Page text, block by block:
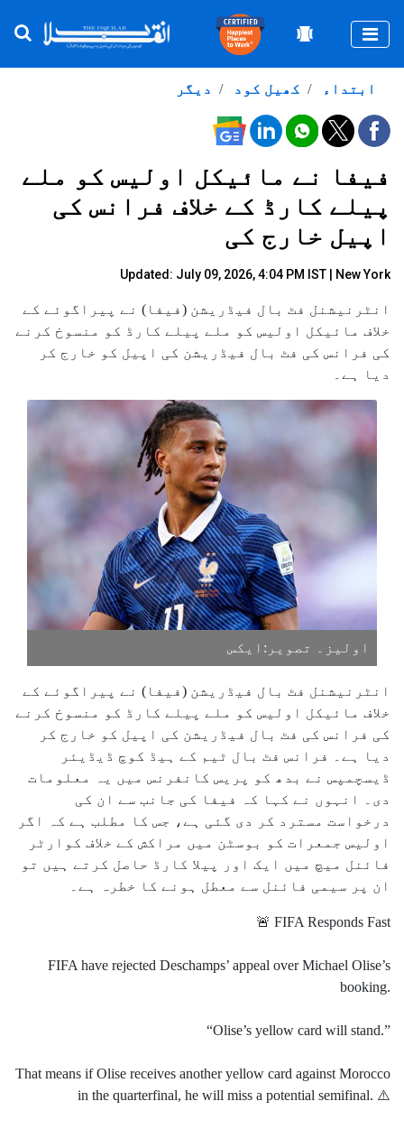
دیگر کھیل کود ابتداء
فیفا نے مائیکل اولیس کو ملے
پیلے کارڈ کے خلاف فرانس کی
اپیل خارج کی
Updated: July 09, 2026, 4:04 PM IST | New York
انٹرنیشنل فٹ بال فیڈریشن (فیفا) نے پیراگوئے کے
خلاف مائیکل اولیس کو ملے پیلے کارڈ کو منسوخ کرنے
کی فرانس کی فٹ بال فیڈریشن کی اپیل کو خارج کر
دیا ہے۔
اولیز۔ تصویر:ایکس
انٹرنیشنل فٹ بال فیڈریشن (فیفا) نے پیراگوئے کے
خلاف مائیکل اولیس کو ملے پیلے کارڈ کو منسوخ کرنے
کی فرانس کی فٹ بال فیڈریشن کی اپیل کو خارج کر
دیا ہے۔ فرانس فٹ بال ٹیم کے ہیڈ کوچ ڈیڈیئر
ڈیسچمپس نے بدھ کو پریس کانفرنس میں یہ معلومات
دی۔ انہوں نے کہا کہ فیفا کی جانب سے ان کی
درخواست مسترد کر دی گئی ہے، جس کا مطلب ہے کہ اگر
اولیس جمعرات کو بوسٹن میں مراکش کے خلاف کوارٹر
فائنل میچ میں ایک اور پیلا کارڈ حاصل کرتے ہیں تو
ان پر سیمی فائنل سے معطل ہونے کا خطرہ ہے۔
🚨 FIFA Responds Fast
FIFA have rejected Deschamps’ appeal over Michael Olise’s
booking.
“Olise’s yellow card will stand.”
That means if Olise receives another yellow card against Morocco
in the quarterfinal, he will miss a potential semifinal. ⚠️